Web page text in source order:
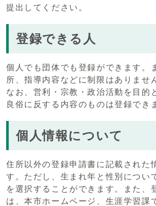
提出してください。
登録できる人
個人でも団体でも登録ができます。
所、指導内容などに制限はありませ
なお、営利・宗教・政治活動を目的
良俗に反する内容のものは登録でき
個人情報について
住所以外の登録申請書に記載された
す。ただし、生まれ年と性別につい
を選択することができます。また、
は、本市ホームページ、生涯学習課